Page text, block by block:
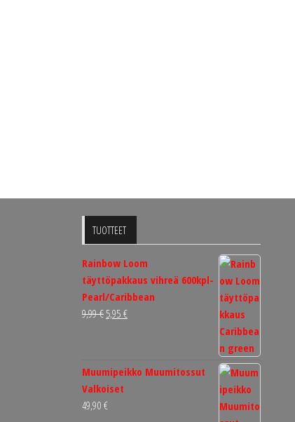
TUOTTEET
Rainbow Loom
täyttöpakkaus vihreä 600kpl-
Pearl/Caribbean
9,99€ Alkuperäinen
5,95 €Nykyinen
Muumipeikko Muumitossut
Valkoiset
49,90 €